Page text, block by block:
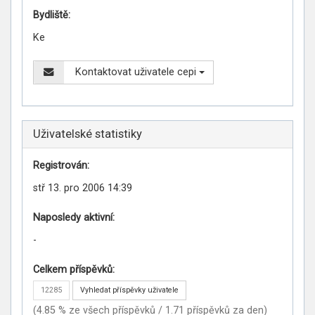
Bydliště:
Ke
Kontaktovat uživatele cepi
Uživatelské statistiky
Registrován:
stř 13. pro 2006 14:39
Naposledy aktivní:
-
Celkem příspěvků:
12285 Vyhledat příspěvky uživatele
(4.85 % ze všech příspěvků / 1.71 příspěvků za den)